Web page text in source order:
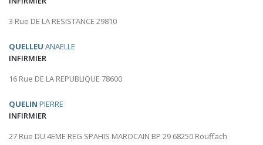
3 Rue DE LA RESISTANCE 29810
QUELLEU ANAELLE
INFIRMIER
16 Rue DE LA REPUBLIQUE 78600
QUELIN PIERRE
INFIRMIER
27 Rue DU 4EME REG SPAHIS MAROCAIN BP 29 68250 Rouffach